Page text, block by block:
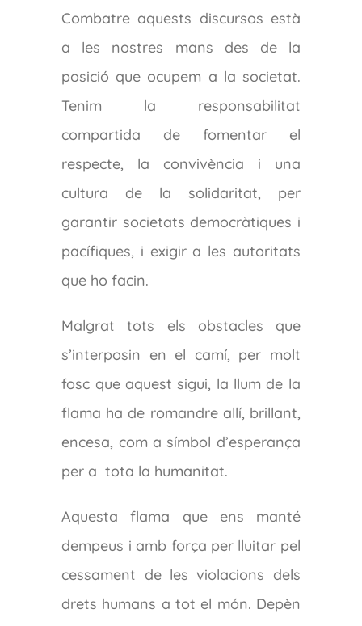
Combatre aquests discursos està
a les nostres mans des de la
posició que ocupem a la societat.
Tenim la responsabilitat
compartida de fomentar el
respecte, la convivència i una
cultura de la solidaritat, per
garantir societats democràtiques i
pacífiques, i exigir a les autoritats
que ho facin.
Malgrat tots els obstacles que
s’interposin en el camí, per molt
fosc que aquest sigui, la llum de la
flama ha de romandre allí, brillant,
encesa, com a símbol d’esperança
per a tota la humanitat.
Aquesta flama que ens manté
dempeus i amb força per lluitar pel
cessament de les violacions dels
drets humans a tot el món. Depèn